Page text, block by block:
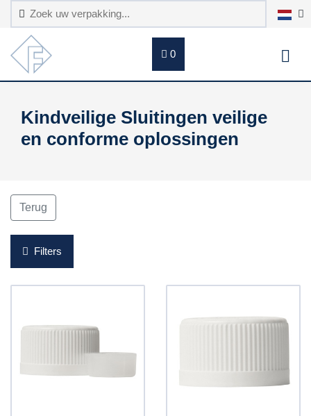
0
Kindveilige Sluitingen veilige
en conforme oplossingen
Terug
Filters